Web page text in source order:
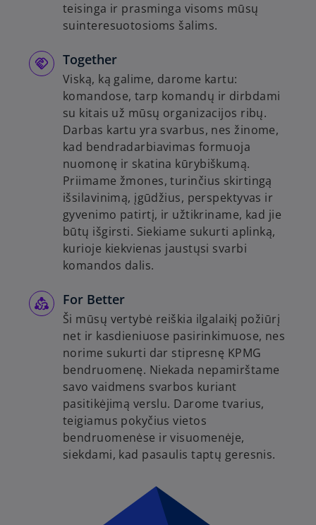
teisinga ir prasminga visoms mūsų
suinteresuotosioms šalims.
Together
Viską, ką galime, darome kartu:
komandose, tarp komandų ir dirbdami
su kitais už mūsų organizacijos ribų.
Darbas kartu yra svarbus, nes žinome,
kad bendradarbiavimas formuoja
nuomonę ir skatina kūrybiškumą.
Priimame žmones, turinčius skirtingą
išsilavinimą, įgūdžius, perspektyvas ir
gyvenimo patirtį, ir užtikriname, kad jie
būtų išgirsti. Siekiame sukurti aplinką,
kurioje kiekvienas jaustųsi svarbi
komandos dalis.
For Better
Ši mūsų vertybė reiškia ilgalaikį požiūrį
net ir kasdieniuose pasirinkimuose, nes
norime sukurti dar stipresnę KPMG
bendruomenę. Niekada nepamirštame
savo vaidmens svarbos kuriant
pasitikėjimą verslu. Darome tvarius,
teigiamus pokyčius vietos
bendruomenėse ir visuomenėje,
siekdami, kad pasaulis taptų geresnis.